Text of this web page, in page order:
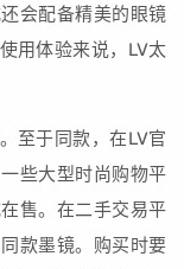
会配备精美的眼镜
用体验来说，LV太
至于同款，在LV官
些大型时尚购物平
售。在二手交易平
款墨镜。购买时要